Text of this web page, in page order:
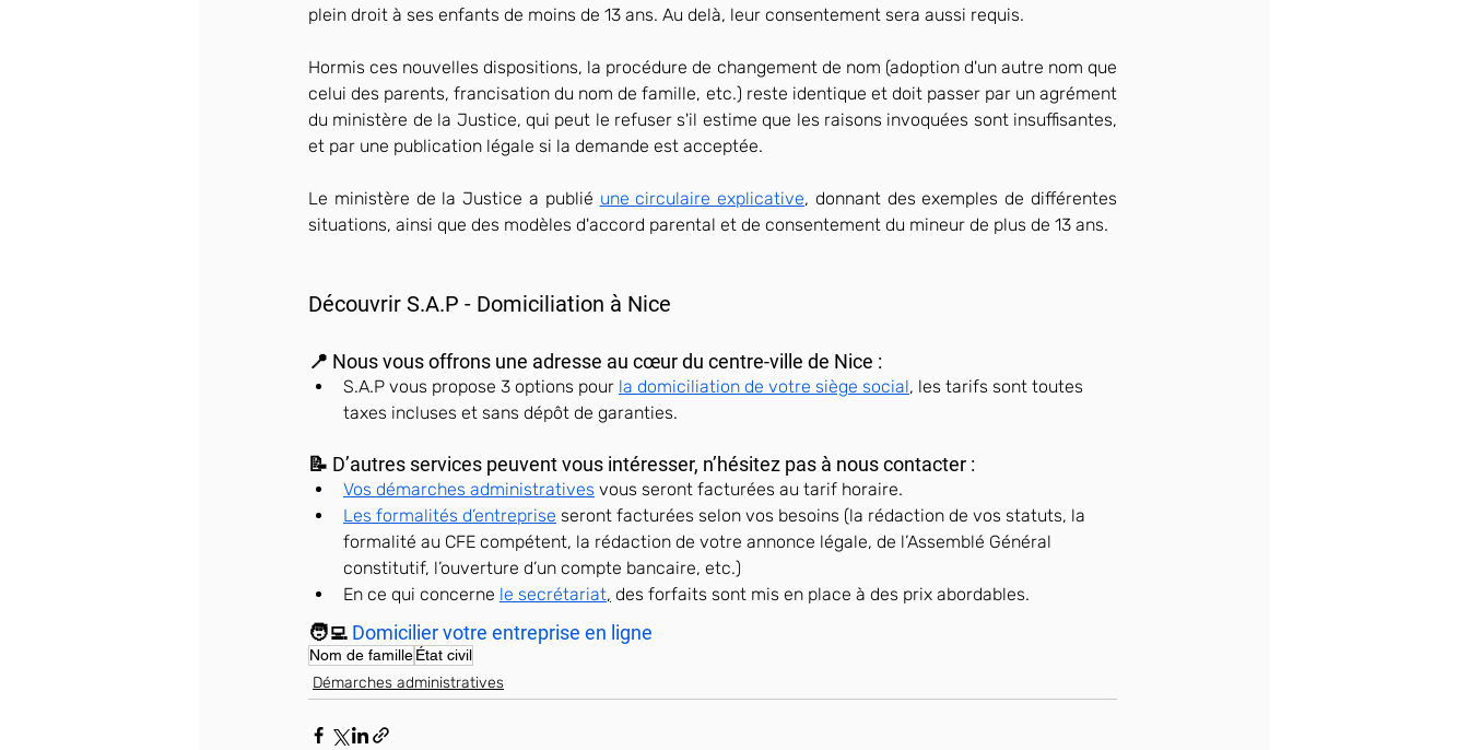
plein droit à ses enfants de moins de 13 ans. Au delà, leur consentement sera aussi requis.
Hormis ces nouvelles dispositions, la procédure de changement de nom (adoption d'un autre nom que
celui des parents, francisation du nom de famille, etc.) reste identique et doit passer par un agrément
du ministère de la Justice, qui peut le refuser s'il estime que les raisons invoquées sont insuffisantes,
et par une publication légale si la demande est acceptée.
Le ministère de la Justice a publié une circulaire explicative, donnant des exemples de différentes
situations, ainsi que des modèles d'accord parental et de consentement du mineur de plus de 13 ans.
Découvrir S.A.P - Domiciliation à Nice
📍 Nous vous offrons une adresse au cœur du centre-ville de Nice :
S.A.P vous propose 3 options pour la domiciliation de votre siège social, les tarifs sont toutes
taxes incluses et sans dépôt de garanties.
📝 D’autres services peuvent vous intéresser, n’hésitez pas à nous contacter :
Vos démarches administratives vous seront facturées au tarif horaire.
Les formalités d’entreprise seront facturées selon vos besoins (la rédaction de vos statuts, la
formalité au CFE compétent, la rédaction de votre annonce légale, de l’Assemblé Général
constitutif, l’ouverture d’un compte bancaire, etc.)
En ce qui concerne le secrétariat, des forfaits sont mis en place à des prix abordables.
🧑‍💻 Domicilier votre entreprise en ligne
Nom de familleÉtat civil
Démarches administratives